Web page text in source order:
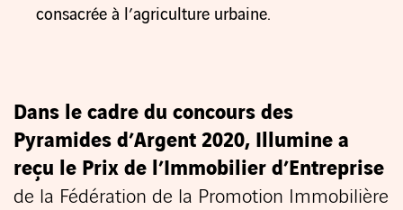
consacrée à l’agriculture urbaine.
Dans le cadre du concours des
Pyramides d’Argent 2020, Illumine a
reçu le Prix de l’Immobilier d’Entreprise
de la Fédération de la Promotion Immobilière